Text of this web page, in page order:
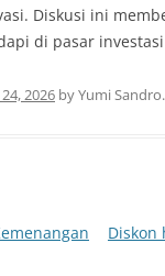
Diskusi ini
di pasar
2026 byYumi Sandro.
Diskon